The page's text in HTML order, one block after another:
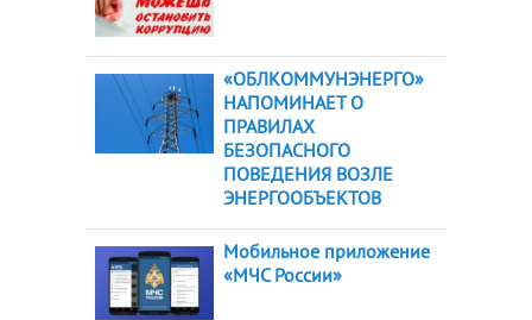
«ОБЛКОММУНЭНЕРГО»
НАПОМИНАЕТ О
ПРАВИЛАХ
БЕЗОПАСНОГО
ПОВЕДЕНИЯ ВОЗЛЕ
ЭНЕРГООБЪЕКТОВ
Мобильное приложение
«МЧС России»